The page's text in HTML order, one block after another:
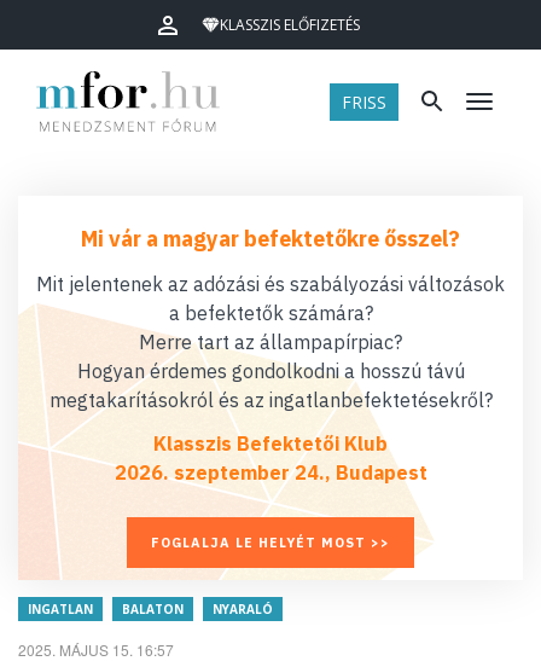
KLASSZIS ELŐFIZETÉS
FRISS Menü
Mi vár a magyar befektetőkre ősszel?
Mit jelentenek az adózási és szabályozási változások
a befektetők számára?
Merre tart az állampapírpiac?
Hogyan érdemes gondolkodni a hosszú távú
megtakarításokról és az ingatlanbefektetésekről?
Klasszis Befektetői Klub
2026. szeptember 24., Budapest
FOGLALJA LE HELYÉT MOST >>
INGATLAN BALATON NYARALÓ
2025. MÁJUS 15. 16:57